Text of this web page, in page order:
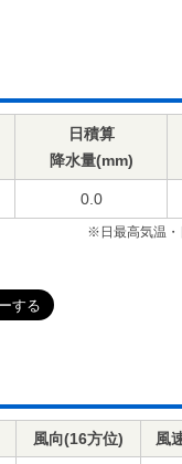
日積算
降水量(mm)
0.0
※日最高気温・
風向(16方位) 風